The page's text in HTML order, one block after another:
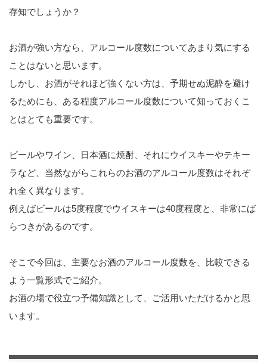
存知でしょうか？
お酒が強い方なら、アルコール度数についてあまり気にする
ことはないと思います。
しかし、お酒がそれほど強くない方は、予期せぬ泥酔を避け
るためにも、ある程度アルコール度数について知っておくこ
とはとても重要です。
ビールやワイン、日本酒に焼酎、それにウイスキーやテキー
ラなど、当然ながらこれらのお酒のアルコール度数はそれぞ
れ全く異なります。
例えばビールは5度程度でウイスキーは40度程度と、非常にば
らつきがあるのです。
そこで今回は、主要なお酒のアルコール度数を、比較できる
よう一覧形式でご紹介。
お酒の場で役立つ予備知識として、ご活用いただけるかと思
います。